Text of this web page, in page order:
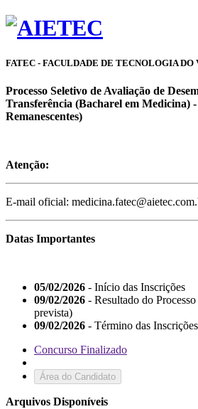
FATEC - FACULDADE DE TECNOLOGIA DO
Processo Seletivo de Avaliação de
Transferência (Bacharel em Medicina) -
Remanescentes)
Atenção:
E-mail oficial:
Datas Importantes
05/02/2026 - Início das Inscrições
09/02/2026 - Resultado do
prevista)
09/02/2026 - Término das
Concurso Finalizado
Área do Candidato
Arquivos Disponíveis